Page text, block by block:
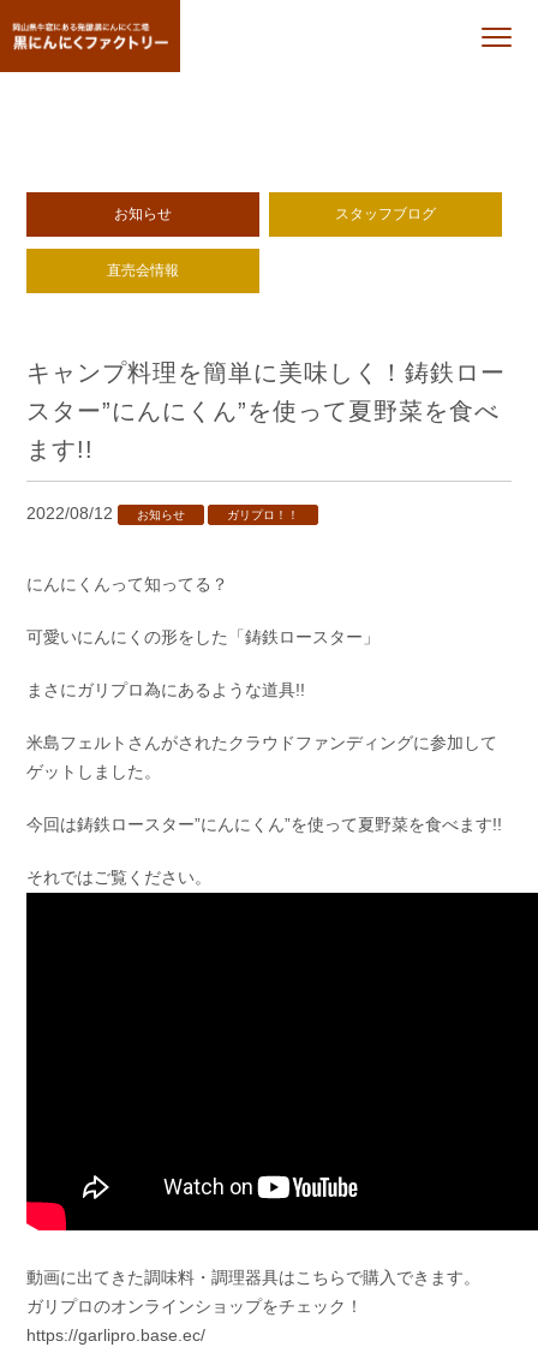
お知らせ スタッフブログ
直売会情報
キャンプ料理を簡単に美味しく！鋳鉄ロー
スター”にんにくん”を使って夏野菜を食べ
ます!!
2022/08/12 お知らせ ガリプロ！！
にんにくんって知ってる？
可愛いにんにくの形をした「鋳鉄ロースター」
まさにガリプロ為にあるような道具!!
米島フェルトさんがされたクラウドファンディングに参加して
ゲットしました。
今回は鋳鉄ロースター”にんにくん”を使って夏野菜を食べます!!
それではご覧ください。
動画に出てきた調味料・調理器具はこちらで購入できます。
ガリプロのオンラインショップをチェック！
https://garlipro.base.ec/